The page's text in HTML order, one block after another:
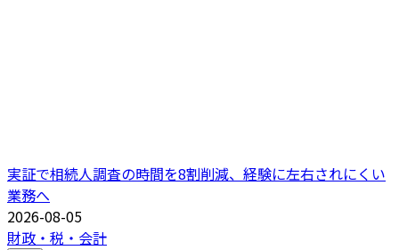
実証で相続人調査の時間を8割削減、経験に左右されにくい
業務へ
2026-08-05
財政・税・会計